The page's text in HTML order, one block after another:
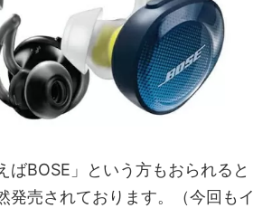
ばBOSE」という方もおられると
発売されております。（今回もイ